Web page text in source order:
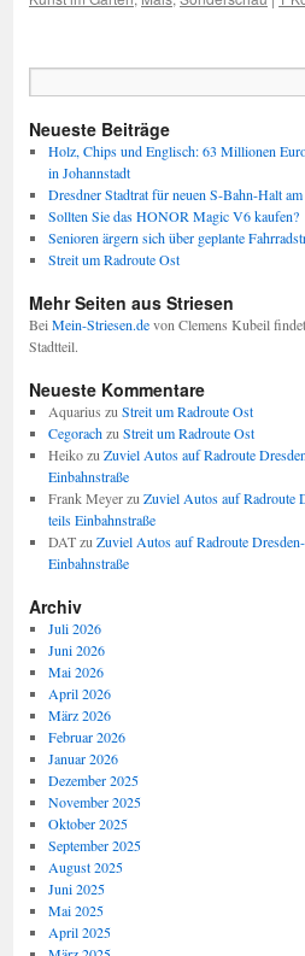
Neueste Beiträge
Holz, Chips und Englisch: 63 Millionen
in Johannstadt
Dresdner Stadtrat für neuen S-Bahn-Halt
Sollten Sie das HONOR Magic V6 kaufen?
Senioren ärgern sich über geplante
Streit um Radroute Ost
Mehr Seiten aus Striesen
Bei Mein-Striesen.devon Clemens Kubeil
Stadtteil.
Neueste Kommentare
Aquarius zu Streit um Radroute Ost
Cegorachzu Streit um Radroute Ost
Heikozu Zuviel Autos auf Radroute
Einbahnstraße
Frank Meyerzu Zuviel Autos auf Radroute
teils Einbahnstraße
DATzu Zuviel Autos auf Radroute
Einbahnstraße
Archiv
Juli 2026
Juni 2026
Mai 2026
April 2026
März 2026
Februar 2026
Januar 2026
Dezember 2025
November 2025
Oktober 2025
September 2025
August 2025
Juni 2025
Mai 2025
April 2025